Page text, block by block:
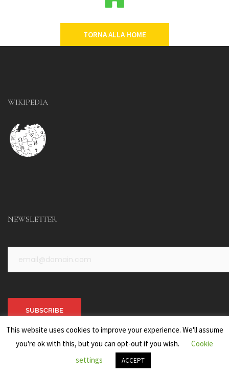
TORNA ALLA HOME
WIKIPEDIA
NEWSLETTER
Alternative:
This website uses cookies to improve your experience. We'll assume
you're ok with this, but you can opt-out if you wish.
Cookie
settings
ACCEPT